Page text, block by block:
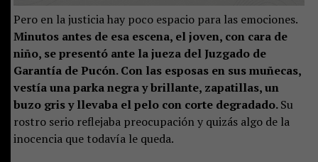
Pero en la justicia hay poco espacio para las emociones.
Minutos antes de esa escena, el joven, con cara de
niño, se presentó ante la jueza del Juzgado de
Garantía de Pucón. Con las esposas en sus muñecas,
vestía una parka negra y brillante, zapatillas, un
buzo gris y llevaba el pelo con corte degradado.Su
rostro serio reflejaba preocupación y quizás algo de la
inocencia que todavía le queda.